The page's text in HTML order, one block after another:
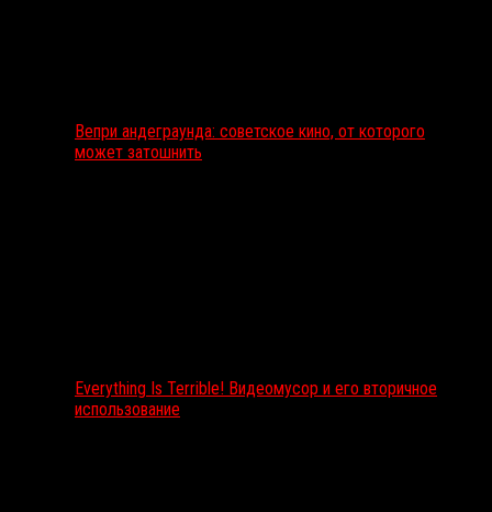
Вепри андеграунда: советское кино, от которого
может затошнить
Everything Is Terrible! Видеомусор и его вторичное
использование